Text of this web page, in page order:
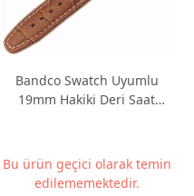
Bandco Swatch Uyumlu
19mm Hakiki Deri Saat
Bu ürün geçici olarak temin
edilememektedir.